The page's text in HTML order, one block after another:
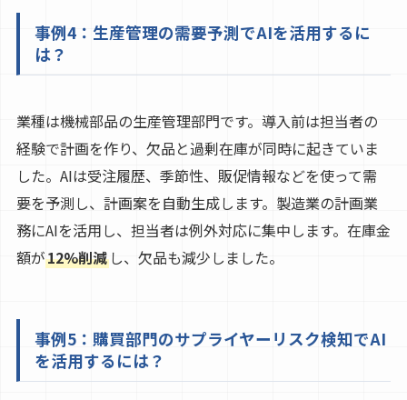
事例4：生産管理の需要予測でAIを活用するに
は？
業種は機械部品の生産管理部門です。導入前は担当者の
経験で計画を作り、欠品と過剰在庫が同時に起きていま
した。AIは受注履歴、季節性、販促情報などを使って需
要を予測し、計画案を自動生成します。製造業の計画業
務にAIを活用し、担当者は例外対応に集中します。在庫金
額が12%削減し、欠品も減少しました。
事例5：購買部門のサプライヤーリスク検知でAI
を活用するには？